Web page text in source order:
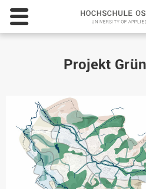
Projekt